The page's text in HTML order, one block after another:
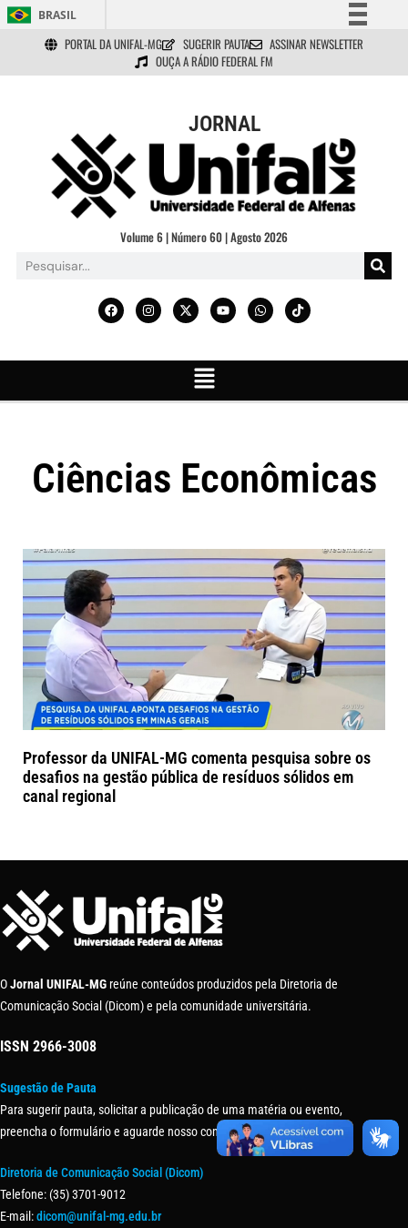
BRASIL
Simplifique!
Comunica BR
Acesso à informação
Legislação
Canais
PORTAL DA UNIFAL-MG SUGERIR PAUTA
ASSINAR NEWSLETTER
OUÇA A RÁDIO FEDERAL FM
JORNAL
Volume 6 | Número 60 | Agosto 2026
Ciências Econômicas
Professor da UNIFAL-MG comenta pesquisa sobre os
desafios na gestão pública de resíduos sólidos em
canal regional
OJornal UNIFAL-MG reúne conteúdos produzidos pela Diretoria de
Comunicação Social (Dicom) e pela comunidade universitária.
ISSN 2966-3008
Sugestão de Pauta
Para sugerir pauta, solicitar a publicação de uma matéria ou evento,
preencha o formulário e aguarde nosso contato.
Diretoria de Comunicação Social (Dicom)
Telefone: (35) 3701-9012
E-mail:dicom@unifal-mg.edu.br